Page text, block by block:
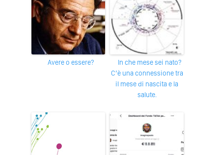
Avere o essere?
In che mese sei nato?
C’è una connessione tra
il mese di nascita e la
salute.